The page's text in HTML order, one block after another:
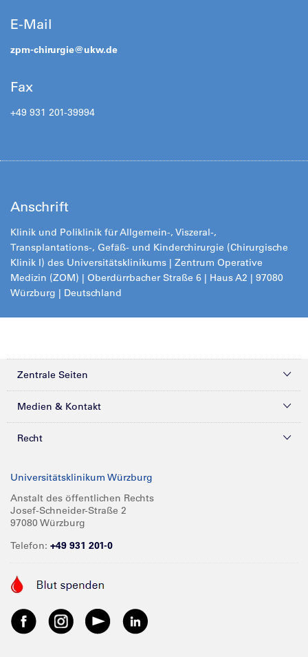
E-Mail
zpm-chirurgie@ukw.de
Fax
+49 931 201-39994
Anschrift
Klinik und Poliklinik für Allgemein-, Viszeral-,
Transplantations-, Gefäß- und Kinderchirurgie (Chirurgische
Klinik I) des Universitätsklinikums | Zentrum Operative
Medizin (ZOM) | Oberdürrbacher Straße 6 | Haus A2 | 97080
Würzburg | Deutschland
Zentrale Seiten
Kliniken & Zentren
Forschung
Karriere
Medien & Kontakt
Presse
Glossar
Spenden
Anreise
Recht
Compliance
Impressum
Barrierefreiheit
Universitätsklinikum Würzburg
Anstalt des öffentlichen Rechts
Josef-Schneider-Straße 2
97080 Würzburg
Telefon: +49 931 201-0